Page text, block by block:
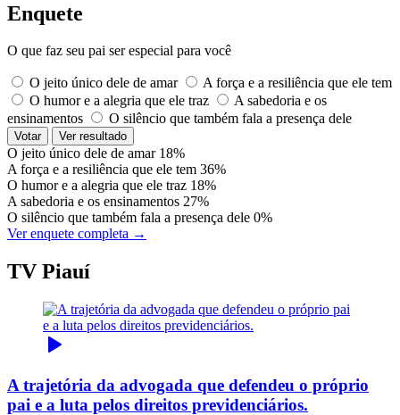
Enquete
O que faz seu pai ser especial para você
O jeito único dele de amar
A força e a resiliência que ele tem
O humor e a alegria que ele traz
A sabedoria e os
ensinamentos
O silêncio que também fala a presença dele
Votar Ver resultado
O jeito único dele de amar 18%
A força e a resiliência que ele tem 36%
O humor e a alegria que ele traz 18%
A sabedoria e os ensinamentos 27%
O silêncio que também fala a presença dele 0%
Ver enquete completa →
TV Piauí
A trajetória da advogada que defendeu o próprio
pai e a luta pelos direitos previdenciários.